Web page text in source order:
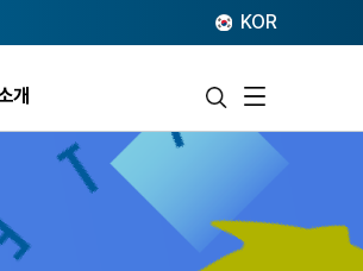
KOR
개